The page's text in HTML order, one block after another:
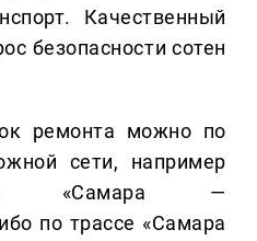
Качественный
безопасности сотен
ремонта можно по
сети, например
«Самара —
по трассе «Самара